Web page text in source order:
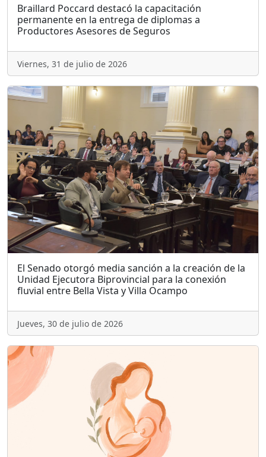
Braillard Poccard destacó la capacitación
permanente en la entrega de diplomas a
Productores Asesores de Seguros
Viernes, 31 de julio de 2026
El Senado otorgó media sanción a la creación de la
Unidad Ejecutora Biprovincial para la conexión
fluvial entre Bella Vista y Villa Ocampo
Jueves, 30 de julio de 2026